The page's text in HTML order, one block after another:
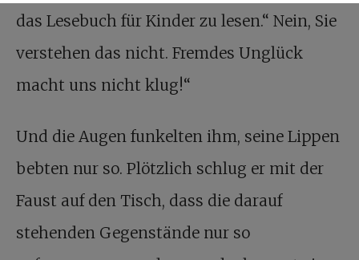
das Lesebuch für Kinder zu lesen.“ Nein, Sie
verstehen das nicht. Fremdes Unglück
macht uns nicht klug!“
Und die Augen funkelten ihm, seine Lippen
bebten nur so. Plötzlich schlug er mit der
Faust auf den Tisch, dass die darauf
stehenden Gegenstände nur so